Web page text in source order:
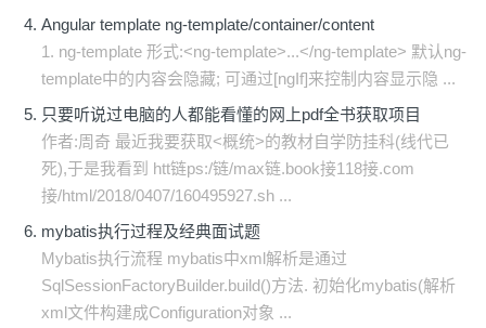
Angular template ng-template/container/content
1. ng-template 形式:<ng-template>...</ng-template> 默认ng-
template中的内容会隐藏; 可通过[ngIf]来控制内容显示隐 ...
只要听说过电脑的人都能看懂的网上pdf全书获取项目
作者:周奇 最近我要获取<概统>的教材自学防挂科(线代已
死),于是我看到 htt链ps:/链/max链.book接118接.com
接/html/2018/0407/160495927.sh ...
mybatis执行过程及经典面试题
Mybatis执行流程 mybatis中xml解析是通过
SqlSessionFactoryBuilder.build()方法. 初始化mybatis(解析
xml文件构建成Configuration对象 ...